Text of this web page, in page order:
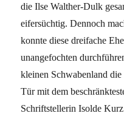
die Ilse Walther-Dulk
eifersüchtig. Dennoch
konnte diese dreifache
unangefochten
kleinen Schwabenland
Tür mit dem
Schriftstellerin Isolde